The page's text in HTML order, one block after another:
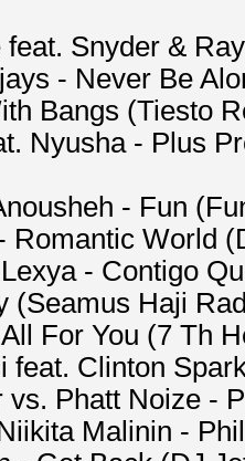
Snyder &
- Never Be
Bangs (Tiesto
Nyusha - Plus
- Fun
Romantic World
- Contigo
(Seamus Haji
For You (7 Th
feat. Clinton
vs. Phatt Noize -
Malinin -